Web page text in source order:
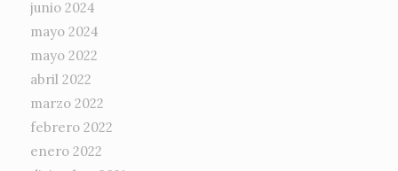
junio 2024
mayo 2024
mayo 2022
abril 2022
marzo 2022
febrero 2022
enero 2022